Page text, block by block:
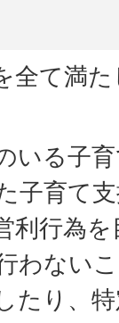
全て満
いる子
子育て
利行為
わない
たり、